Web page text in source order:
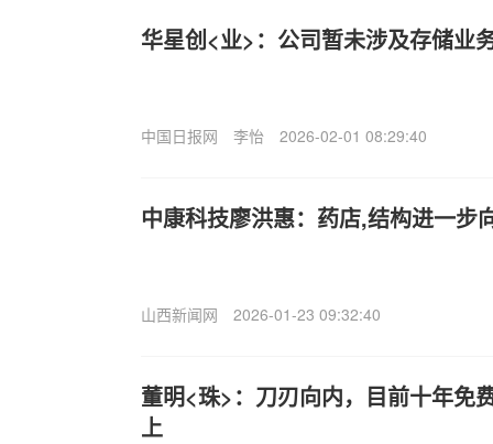
华星创<业>：公司暂未涉及存储业
中国日报网 李怡 2026-02-01 08:29:40
中康科技廖洪惠：药店,结构进一
山西新闻网 2026-01-23 09:32:40
董明<珠>：刀刃向内，目前十年免
上